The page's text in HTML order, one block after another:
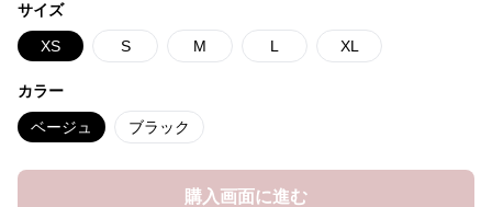
サイズ
XS S M L XL
カラー
ベージュ ブラック
購入画面に進む